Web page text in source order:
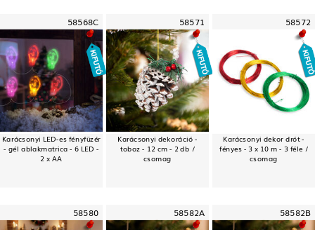
58568C
Karácsonyi LED-es fényfüzér
- gél ablakmatrica - 6 LED -
2 x AA
58571
Karácsonyi dekoráció -
toboz - 12 cm - 2 db /
csomag
58572
Karácsonyi dekor drót -
fényes - 3 x 10 m - 3 féle /
csomag
58580 58582A 58582B